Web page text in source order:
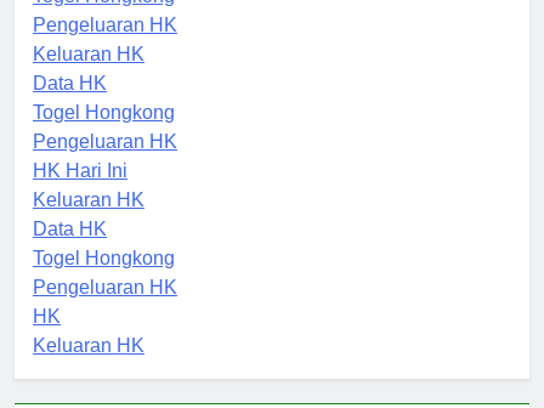
Togel Hongkong
Pengeluaran HK
Keluaran HK
Data HK
Togel Hongkong
Pengeluaran HK
HK Hari Ini
Keluaran HK
Data HK
Togel Hongkong
Pengeluaran HK
HK